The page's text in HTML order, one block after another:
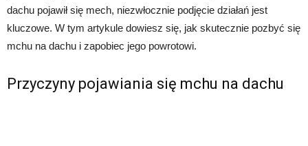
dachu pojawił się mech, niezwłocznie podjęcie działań jest
kluczowe. W tym artykule dowiesz się, jak skutecznie pozbyć się
mchu na dachu i zapobiec jego powrotowi.
Przyczyny pojawiania się mchu na dachu